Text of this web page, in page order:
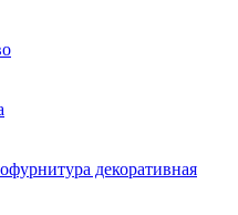
декоративная